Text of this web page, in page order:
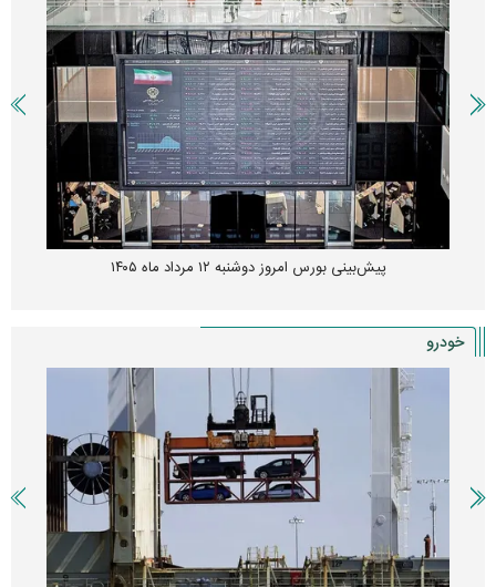
پیش‌بینی بورس امروز دوشنبه ۱۲ مرداد ماه ۱۴۰۵
خودرو